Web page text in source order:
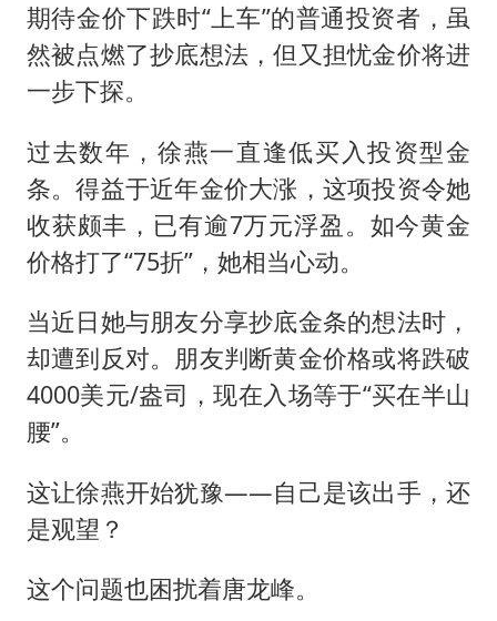
期待金价下跌时“上车”的普通投资者，虽
然被点燃了抄底想法，但又担忧金价将进
一步下探。
过去数年，徐燕一直逢低买入投资型金
条。得益于近年金价大涨，这项投资令她
收获颇丰，已有逾7万元浮盈。如今黄金
价格打了“75折”，她相当心动。
当近日她与朋友分享抄底金条的想法时，
却遭到反对。朋友判断黄金价格或将跌破
4000美元/盎司，现在入场等于“买在半山
腰”。
这让徐燕开始犹豫——自己是该出手，还
是观望？
这个问题也困扰着唐龙峰。